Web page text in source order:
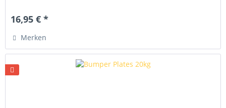
16,95 € *
Merken